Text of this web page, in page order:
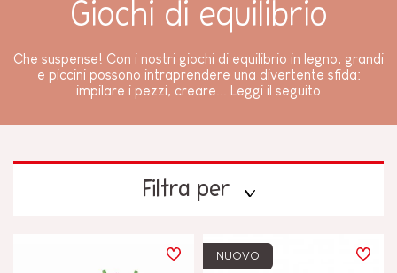
Giochi di equilibrio
Che suspense! Con i nostri giochi di equilibrio in legno, grandi
e piccini possono intraprendere una divertente sfida:
impilare i pezzi, creare...
Leggi il seguito
Filtra per
NUOVO